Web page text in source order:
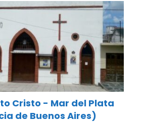
Cristo - Mar del Plata
de Buenos Aires)